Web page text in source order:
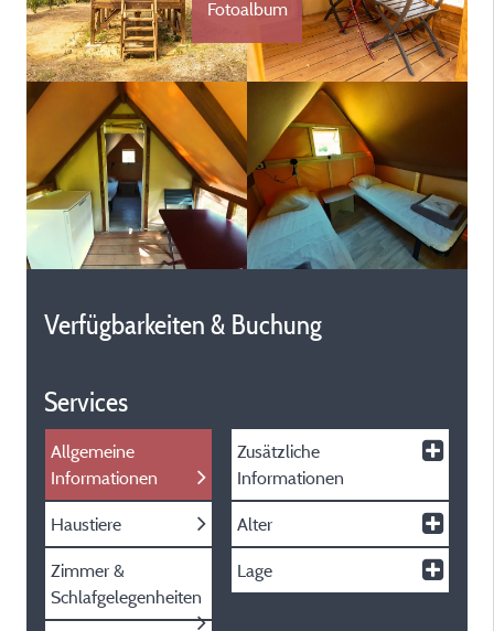
Fotoalbum
Verfügbarkeiten & Buchung
Services
Allgemeine
Informationen
Haustiere
Zimmer &
Schlafgelegenheiten
Zusätzliche
Informationen
Alter
Lage